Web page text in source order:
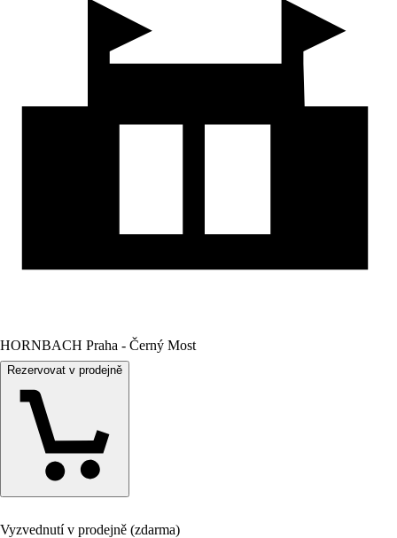
HORNBACH Praha - Černý Most
Rezervovat v prodejně
Vyzvednutí v prodejně (zdarma)